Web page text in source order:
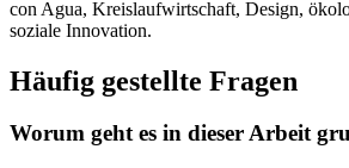
con Agua, Kreislaufwirtschaft, Design,
soziale Innovation.
Häufig gestellte Fragen
Worum geht es in dieser Arbeit